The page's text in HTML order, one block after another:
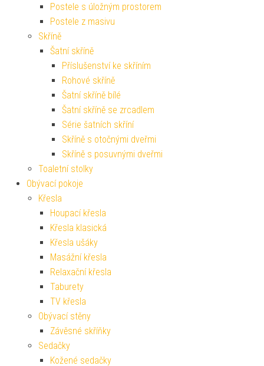
Postele s úložným prostorem
Postele z masivu
Skříně
Šatní skříně
Příslušenství ke skříním
Rohové skříně
Šatní skříně bílé
Šatní skříně se zrcadlem
Série šatních skříní
Skříně s otočnými dveřmi
Skříně s posuvnými dveřmi
Toaletní stolky
Obývací pokoje
Křesla
Houpací křesla
Křesla klasická
Křesla ušáky
Masážní křesla
Relaxační křesla
Taburety
TV křesla
Obývací stěny
Závěsné skříňky
Sedačky
Kožené sedačky